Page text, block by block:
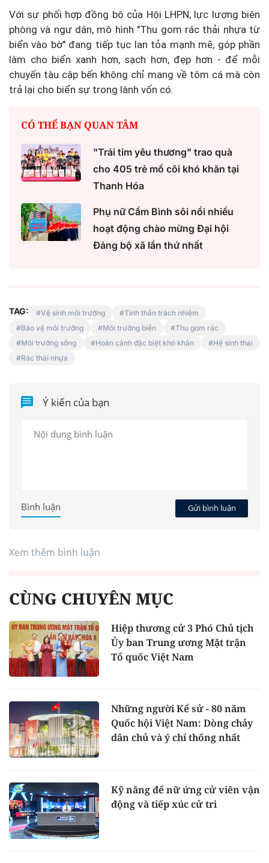
Với sự phối hợp đồng bộ của Hội LHPN, lực lượng biên
phòng và ngư dân, mô hình "Thu gom rác thải nhựa từ
biển vào bờ" đang tiếp tục lan tỏa mạnh mẽ, góp phần
làm cho biển xanh hơn, sạch hơn, đẹp hơn - để mỗi
chuyến tàu cập bến không chỉ mang về tôm cá mà còn
trả lại cho biển sự trong lành vốn có.
CÓ THỂ BẠN QUAN TÂM
"Trái tim yêu thương" trao quà
cho 405 trẻ mồ côi khó khăn tại
Thanh Hóa
Phụ nữ Cẩm Bình sôi nổi nhiều
hoạt động chào mừng Đại hội
Đảng bộ xã lần thứ nhất
TAG: Vệ sinh môi trường
Tinh thần trách nhiệm
Bảo vệ môi trường
Môi trường biển
Thu gom rác
Môi trường sống
Hoàn cảnh đặc biệt khó khăn
Hệ sinh thái
Rác thải nhựa
Ý kiến của bạn
Gửi bình luận
Bình luận
Xem thêm bình luận
CÙNG CHUYÊN MỤC
Hiệp thương cử 3 Phó Chủ tịch
Ủy ban Trung ương Mặt trận
Tổ quốc Việt Nam
Những người Kể sử - 80 năm
Quốc hội Việt Nam: Dòng chảy
dân chủ và ý chí thống nhất
Kỹ năng để nữ ứng cử viên vận
động và tiếp xúc cử tri